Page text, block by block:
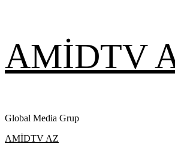
content
AMİDTV
Global Media Grup
Primary
AMİDTV AZ